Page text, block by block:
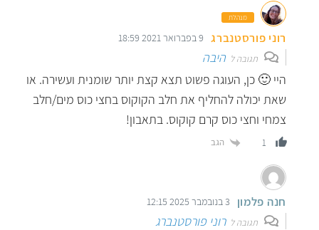
מנהלת
רוני פורסטנברג 9 בפברואר 2021 18:59
תגובה ל היבה
היי 🙂 כן, העוגה פשוט תצא קצת יותר שומנית ועשירה. או
שאת יכולה להחליף את חלב הקוקוס בחצי כוס מים/חלב
צמחי וחצי כוס קרם קוקוס. בתאבון!
1 הגב
חנה פלמון 3 בנובמבר 2025 12:15
תגובה לרוני פורסטנברג